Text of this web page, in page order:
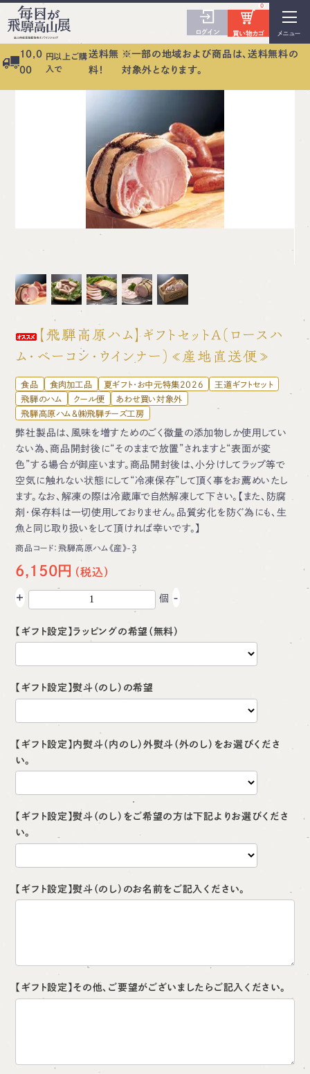
メニュー
ログイン 買い物カゴ
0
10,0
00
円以上ご購
入で
送料無
料！
※一部の地域および商品は、送料無料の
対象外となります。
【飛騨高原ハム】ギフトセットA（ロースハ
ム・ベーコン・ウインナー）≪産地直送便≫
食品 食肉加工品 夏ギフト・お中元特集2026
王道ギフトセット
飛騨のハム
クール便
あわせ買い対象外
飛騨高原ハム＆㈱飛騨チーズ工房
弊社製品は、風味を増すためのごく微量の添加物しか使用してい
ない為、商品開封後に“そのままで放置”されますと“表面が変
色”する場合が御座います。商品開封後は、小分けしてラップ等で
空気に触れない状態にして“冷凍保存”して頂く事をお薦めいたし
ます。なお、解凍の際は冷蔵庫で自然解凍して下さい。【また、防腐
剤・保存料は一切使用しておりません。品質劣化を防ぐ為にも、生
魚と同じ取り扱いをして頂ければ幸いです。】
商品コード：飛騨高原ハム《産》-3
6,150円
+ 個 -
【ギフト設定】ラッピングの希望（無料）
【ギフト設定】熨斗（のし）の希望
【ギフト設定】内熨斗（内のし）外熨斗（外のし）をお選びくださ
い。
【ギフト設定】熨斗（のし）をご希望の方は下記よりお選びくださ
い。
【ギフト設定】熨斗（のし）のお名前をご記入ください。
【ギフト設定】その他、ご要望がございましたらご記入ください。